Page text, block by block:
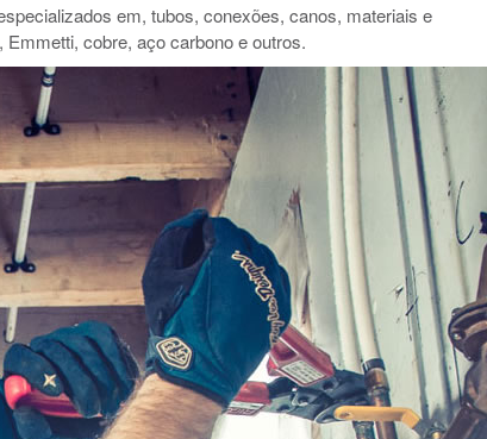
em, tubos, conexões, canos, materiais e
cobre, aço carbono e outros.